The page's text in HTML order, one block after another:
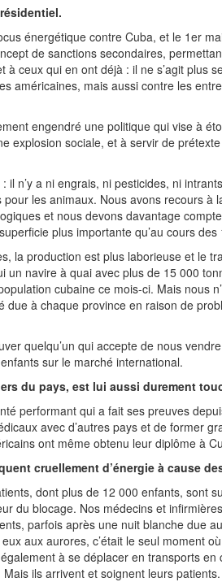
énergétique contre Cuba, et le 1er
de sanctions secondaires,
à ceux qui en ont déjà : il ne s’agit plus
américaines, mais aussi contre les
engendré une politique qui vise à
explosion sociale, et à servir de
il n’y a ni engrais, ni pesticides, ni
les animaux. Nous avons recours à
et nous devons davantage
plus importante qu’au cours
la production est plus laborieuse et le
un navire à quai avec plus de 15 000
cubaine ce mois-ci. Mais nous
due à chaque province en raison de
quelqu’un qui accepte de nous
sur le marché international.
du pays, est lui aussi durement
performant qui a fait ses preuves
avec d’autres pays et de former
ont même obtenu leur diplôme à
cruellement d’énergie à cause
dont plus de 12 000 enfants, sont
du blocage. Nos médecins et
parfois après une nuit blanche due
aux aurores, c’était le seul moment
à se déplacer en transports
ils arrivent et soignent leurs patients.